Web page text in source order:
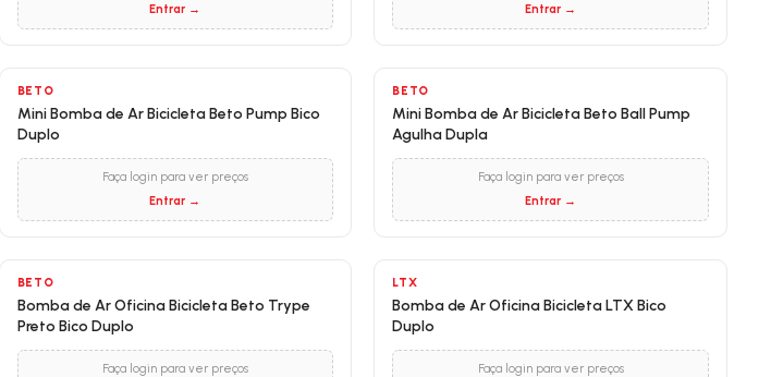
Entrar →
Entrar →
BETO
Mini Bomba de Ar Bicicleta Beto Pump Bico
Duplo
Faça login para ver preços
Entrar →
BETO
Mini Bomba de Ar Bicicleta Beto Ball Pump
Agulha Dupla
Faça login para ver preços
Entrar →
BETO
Bomba de Ar Oficina Bicicleta Beto Trype
Preto Bico Duplo
Faça login para ver preços
LTX
Bomba de Ar Oficina Bicicleta LTX Bico
Duplo
Faça login para ver preços